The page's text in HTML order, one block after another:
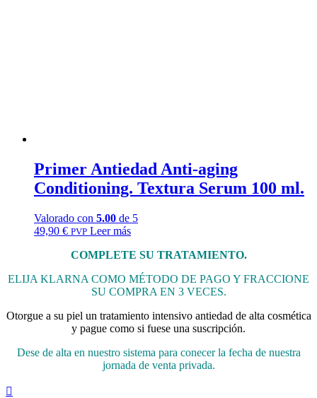
Primer Antiedad Anti-aging
Conditioning. Textura Serum 100 ml.
Valorado con 5.00 de 5
49,90 € PVP Leer más
COMPLETE SU TRATAMIENTO.
ELIJA KLARNA COMO MÉTODO DE PAGO Y FRACCIONE
SU COMPRA EN 3 VECES.
Otorgue a su piel un tratamiento intensivo antiedad de alta cosmética
y pague como si fuese una suscripción.
Dese de alta en nuestro sistema para conecer la fecha de nuestra
jornada de venta privada.
